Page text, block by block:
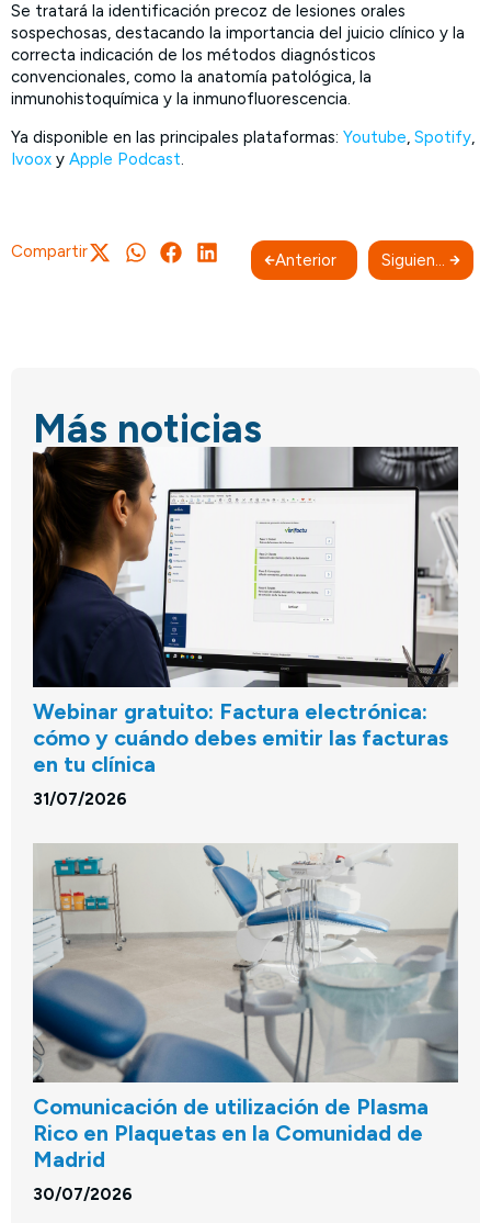
Se tratará la identificación precoz de lesiones orales
sospechosas, destacando la importancia del juicio clínico y la
correcta indicación de los métodos diagnósticos
convencionales, como la anatomía patológica, la
inmunohistoquímica y la inmunofluorescencia.
Ya disponible en las principales plataformas: Youtube, Spotify,
Ivoox y Apple Podcast.
Compartir Anterior Siguiente
Más noticias
Webinar gratuito: Factura electrónica:
cómo y cuándo debes emitir las facturas
en tu clínica
31/07/2026
Comunicación de utilización de Plasma
Rico en Plaquetas en la Comunidad de
Madrid
30/07/2026